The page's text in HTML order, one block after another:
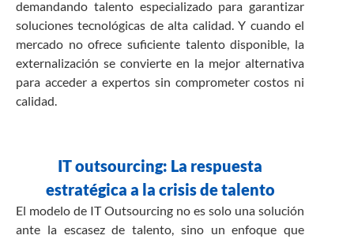
demandando talento especializado para garantizar
soluciones tecnológicas de alta calidad. Y cuando el
mercado no ofrece suficiente talento disponible, la
externalización se convierte en la mejor alternativa
para acceder a expertos sin comprometer costos ni
calidad.
IT outsourcing: La respuesta
estratégica a la crisis de talento
El modelo de IT Outsourcing no es solo una solución
ante la escasez de talento, sino un enfoque que